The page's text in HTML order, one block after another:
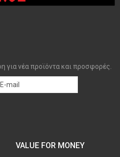
για νέα προϊόντα και προσφορές.
VALUE FOR MONEY